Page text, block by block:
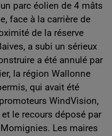
parc éolien de 4 mâts
face à la carrière de
de la réserve
a subi un sérieux
a été annulé par
la région Wallonne
qui avait été
WindVision,
le recours déposé par
Les maires